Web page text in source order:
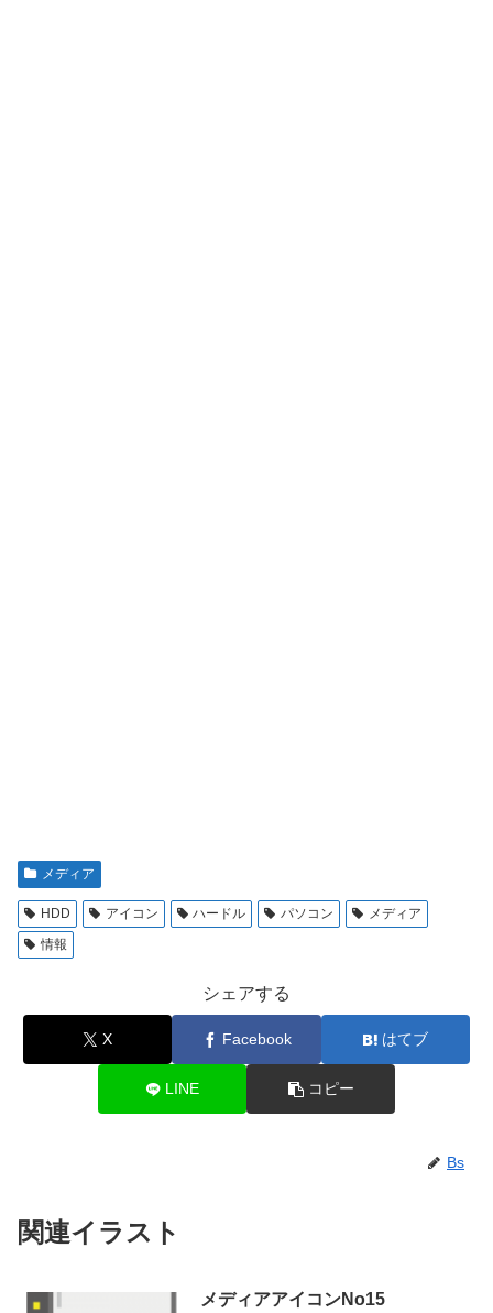
メディア
HDD アイコン ハードル パソコン
メディア
情報
シェアする
X Facebook はてブ
LINE コピー
Bs
関連イラスト
メディアアイコンNo15